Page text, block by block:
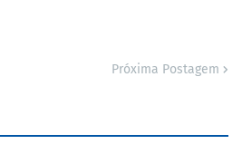
Próxima Postagem